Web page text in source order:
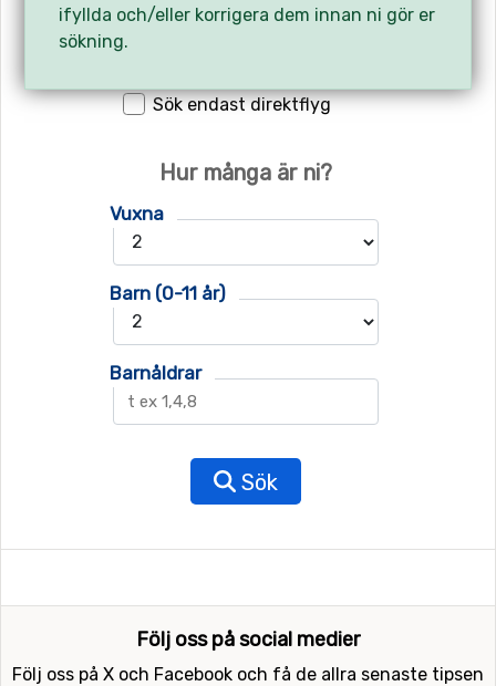
Flygplats 2
Sök endast direktflyg
Hur många är ni?
Vuxna
Barn (0-11 år)
Barnåldrar
Sök
Följ oss på social medier
Följ oss på X och Facebook och få de allra senaste tipsen
ifyllda och/eller korrigera dem innan ni gör er
sökning.